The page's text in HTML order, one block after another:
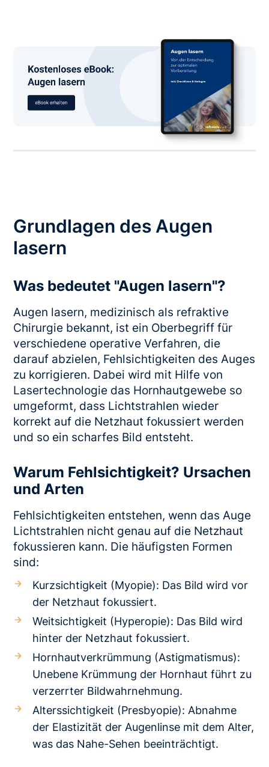
Grundlagen des Augen
lasern
Was bedeutet "Augen lasern"?
Augen lasern, medizinisch als refraktive
Chirurgie bekannt, ist ein Oberbegriff für
verschiedene operative Verfahren, die
darauf abzielen, Fehlsichtigkeiten des Auges
zu korrigieren. Dabei wird mit Hilfe von
Lasertechnologie das Hornhautgewebe so
umgeformt, dass Lichtstrahlen wieder
korrekt auf die Netzhaut fokussiert werden
und so ein scharfes Bild entsteht.
Warum Fehlsichtigkeit? Ursachen
und Arten
Fehlsichtigkeiten entstehen, wenn das Auge
Lichtstrahlen nicht genau auf die Netzhaut
fokussieren kann. Die häufigsten Formen
sind:
Kurzsichtigkeit (Myopie): Das Bild wird vor
der Netzhaut fokussiert.
Weitsichtigkeit (Hyperopie): Das Bild wird
hinter der Netzhaut fokussiert.
Hornhautverkrümmung (Astigmatismus):
Unebene Krümmung der Hornhaut führt zu
verzerrter Bildwahrnehmung.
Alterssichtigkeit (Presbyopie): Abnahme
der Elastizität der Augenlinse mit dem Alter,
was das Nahe-Sehen beeinträchtigt.